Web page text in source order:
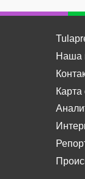
Наша
Карта